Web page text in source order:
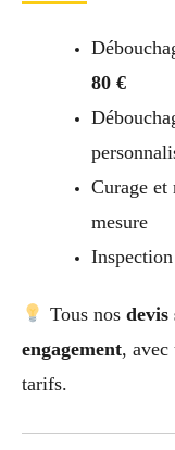
80 €
Curage et
mesure
Tous nos devis
engagement, avec
tarifs.